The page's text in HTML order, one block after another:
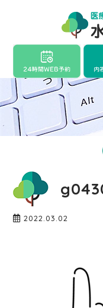
2022.03.02